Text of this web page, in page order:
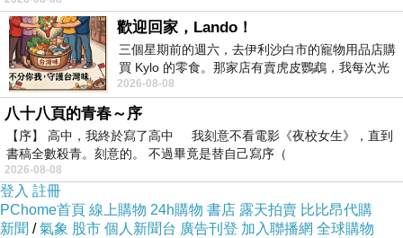
↓↓↓限量特優價格按鈕↓↓↓
歡迎回家，Lando！
三個星期前的週六，去伊利沙白市的寵物用品店購
買 Kylo 的零食。那家店有賣虎皮鸚鵡，我每次光
顧都會去看一下。他們偶爾會引進 C
2026-08-08
八十八頁的青春～序
【序】 高中，我終於寫了高中 我刻意不看電影《夜校女生》，直到
書稿全數殺青。刻意的。 不過畢竟是替自己寫序（
2026-08-08
登入 註冊
PChome首頁 線上購物 24h購物 書店 露天拍賣 比比昂代購
新聞 /氣象 股市 個人新聞台 廣告刊登 加入聯播網 全球購物